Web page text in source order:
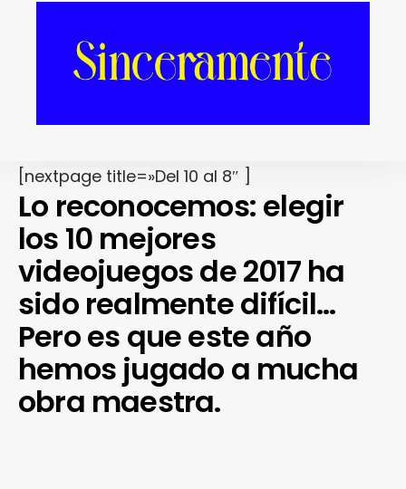
[nextpage title=»Del 10 al 8″ ]
Lo reconocemos: elegir
los 10 mejores
videojuegos de 2017 ha
sido realmente difícil…
Pero es que este año
hemos jugado a mucha
obra maestra.